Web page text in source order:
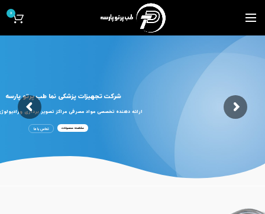
0
شرکت تجهیزات پزشکی نما طب پرتو پارسه
ارائه دهنده تخصصی مواد مصرفی مراکز تصویر برداری
مشاهده محصولات تماس با ما